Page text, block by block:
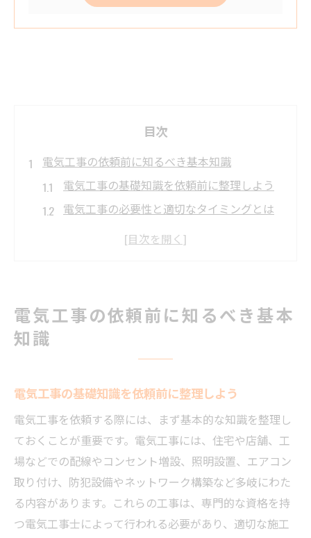
目次
電気工事の依頼前に知るべき基本知識
電気工事の基礎知識を依頼前に整理しよう
電気工事の必要性と適切なタイミングとは
家庭でよく発生する電気工事の内容とは
みやき町で安心して進める電気工事の流れ
電気工事の相談から完了までの流れを解説
握
電気工事前後で確認すべきチェックリスト
電気工事のトラブル回避に役立つ流れの工
夫
住宅トラブル解決に役立つ電気工事とは
漏電やブレーカー不調に電気工事で対応
電気工事が解決する住宅の主なトラブル例
電気工事の依頼前に知るべき基本
知識
電気工事の基礎知識を依頼前に整理しよう
電気工事を依頼する際には、まず基本的な知識を整理し
ておくことが重要です。電気工事には、住宅や店舗、工
場などでの配線やコンセント増設、照明設置、エアコン
取り付け、防犯設備やネットワーク構築など多岐にわた
る内容があります。これらの工事は、専門的な資格を持
つ電気工事士によって行われる必要があり、適切な施工